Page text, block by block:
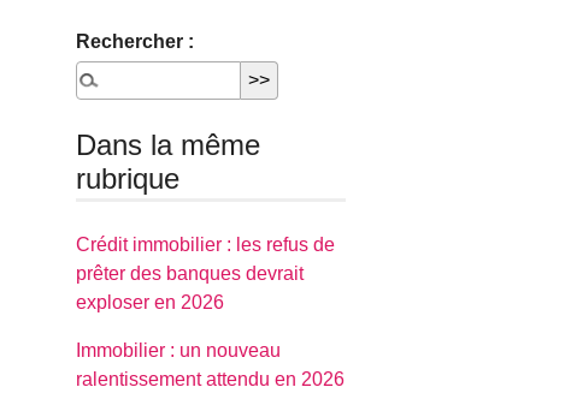
Rechercher :
Dans la même
rubrique
Crédit immobilier : les refus de
prêter des banques devrait
exploser en 2026
Immobilier : un nouveau
ralentissement attendu en 2026